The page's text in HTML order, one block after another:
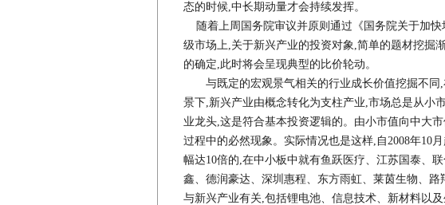
态的时候,中长期动量才会持续发挥。
随着上周国务院审议并原则通过《国务院关于加
级市场上,关于新兴产业的投资对象,简单的题材挖掘
的确定,此时将会呈现典型的比价轮动。
与既定的宏观景气相关的行业成长价值挖掘不同,
景下,新兴产业由概念转化为支柱产业,市场总是从小
业龙头,这是符合基本投资逻辑的。由小市值向中大
过程中的必然现象。实际情况也是这样,自2008年10
幅达10倍的,在中小板中就有鱼跃医疗、江苏国泰、
鑫、德润豪达、深圳惠程、东方雨虹、莱茵生物、
与新兴产业有关,包括锂电池、信息技术、新材料以